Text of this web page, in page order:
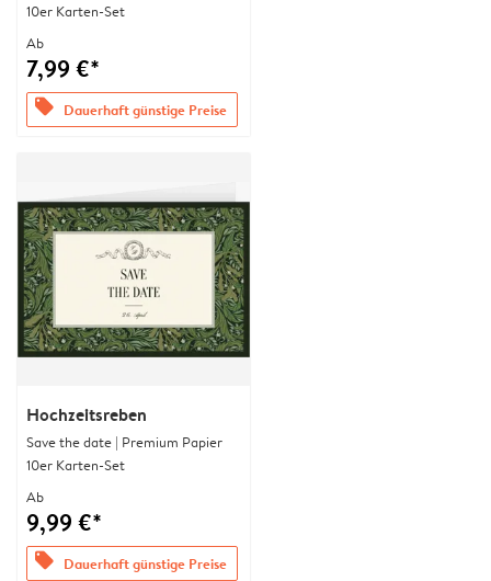
10er Karten-Set
Ab
7,99 €*
offers Dauerhaft günstige Preise
Hochzeitsreben
Save the date | Premium Papier
10er Karten-Set
Ab
9,99 €*
offers Dauerhaft günstige Preise